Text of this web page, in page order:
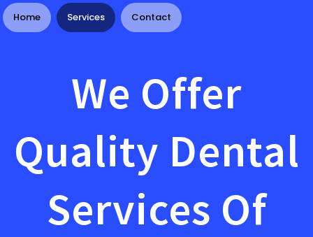
Home Services Contact
We Offer
Quality Dental
Services Of